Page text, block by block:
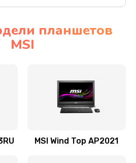
термопасты
охлаждения
Заказать
планшетов
MSI
MSI Wind Top AP2021